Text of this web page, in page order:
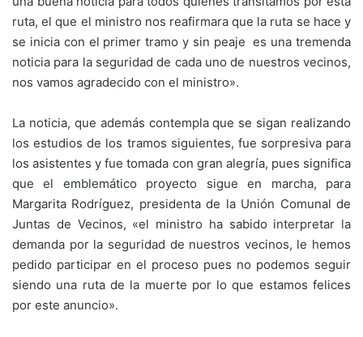
ruta, el que el ministro nos reafirmara que la ruta se hace y
se inicia con el primer tramo y sin peaje es una tremenda
noticia para la seguridad de cada uno de nuestros vecinos,
nos vamos agradecido con el ministro».
La noticia, que además contempla que se sigan realizando
los estudios de los tramos siguientes, fue sorpresiva para
los asistentes y fue tomada con gran alegría, pues significa
que el emblemático proyecto sigue en marcha, para
Margarita Rodríguez, presidenta de la Unión Comunal de
Juntas de Vecinos, «el ministro ha sabido interpretar la
demanda por la seguridad de nuestros vecinos, le hemos
pedido participar en el proceso pues no podemos seguir
siendo una ruta de la muerte por lo que estamos felices
por este anuncio».